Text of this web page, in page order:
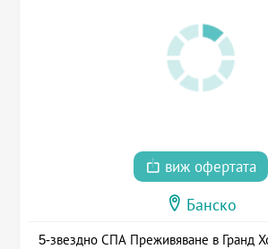
виж офертата
Банско
5-звездно СПА Преживяване в Гранд